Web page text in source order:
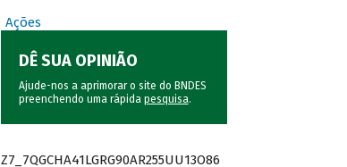
Ações
DÊ SUA OPINIÃO
Ajude-nos a aprimorar o site do BNDES
preenchendo uma rápida pesquisa.
Z7_7QGCHA41LGRG90AR255UU13O86